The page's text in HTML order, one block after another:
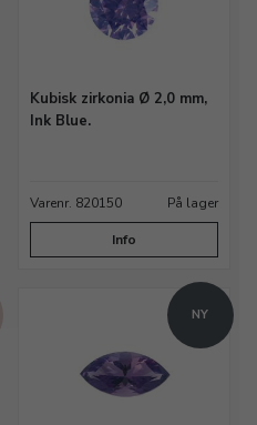
Kubisk zirkonia Ø 2,0 mm,
Ink Blue.
Varenr. 820150 På lager
Info
NY